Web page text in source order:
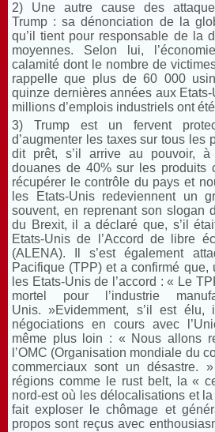
2) Une autre cause des
Trump : sa dénonciation de la
qu’il tient pour responsable de la
moyennes. Selon lui,
calamité dont le nombre de
rappelle que plus de 60 000
quinze dernières années aux
millions d’emplois industriels ont
3) Trump est un fervent
d’augmenter les taxes sur tous les
dit prêt, s’il arrive au pouvoir,
douanes de 40% sur les produits
récupérer le contrôle du pays et
les Etats-Unis redeviennent un
souvent, en reprenant son slogan
du Brexit, il a déclaré que, s’il
Etats-Unis de l’Accord de libre
(ALENA). Il s’est également
Pacifique (TPP) et a confirmé que,
les Etats-Unis de l’accord : « Le
mortel pour l’industrie
Unis. »Evidemment, s’il est
négociations en cours avec
même plus loin : « Nous allons
l’OMC (Organisation mondiale du
commerciaux sont un désastre.
régions comme le rust belt, la «
nord-est où les délocalisations et la
fait exploser le chômage et
propos sont reçus avec